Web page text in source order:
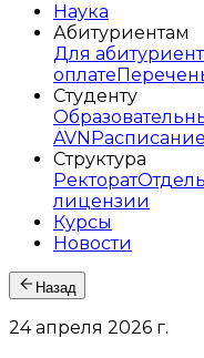
Наука
Абитуриентам
Для
оплате
Студенту
AVNРасписание
Структура
Ректорат
лицензии
Курсы
Новости
Назад
24 апреля 2026 г.